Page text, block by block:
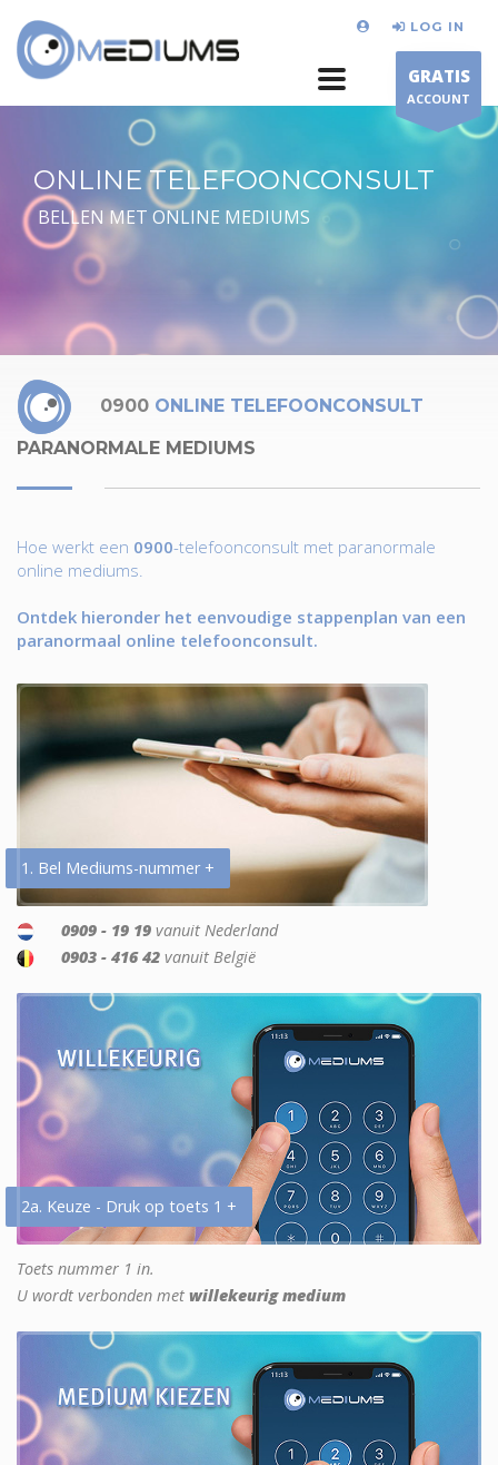
LOG IN
GRATIS
ACCOUNT
ONLINE TELEFOONCONSULT
BELLEN MET ONLINE MEDIUMS
0900 ONLINE TELEFOONCONSULT
PARANORMALE MEDIUMS
Hoe werkt een 0900-telefoonconsult met paranormale
online mediums.
Ontdek hieronder het eenvoudige stappenplan van een
paranormaal online telefoonconsult.
1. Bel Mediums-nummer +
0909 - 19 19 vanuit Nederland
0903 - 416 42 vanuit België
2a. Keuze - Druk op toets 1 +
Toets nummer 1 in.
U wordt verbonden met willekeurig medium